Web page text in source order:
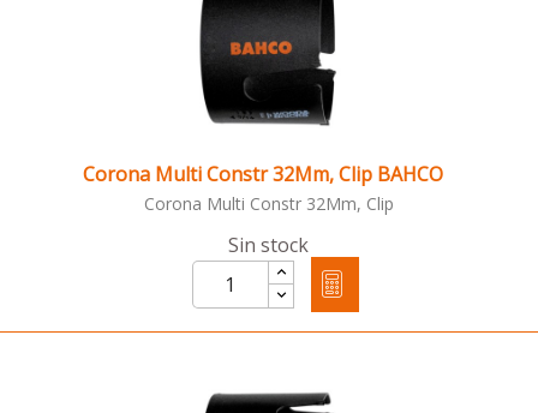
Corona Multi Constr 32Mm, Clip BAHCO
Corona Multi Constr 32Mm, Clip
Sin stock